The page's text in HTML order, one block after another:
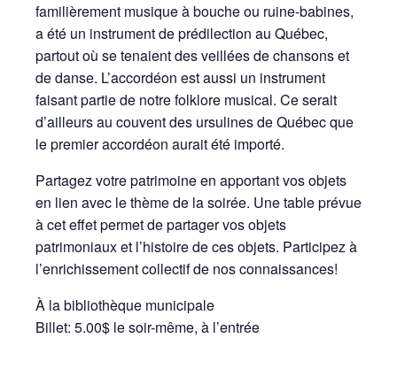
familièrement musique à bouche ou ruine-babines,
a été un instrument de prédilection au Québec,
partout où se tenaient des veillées de chansons et
de danse. L’accordéon est aussi un instrument
faisant partie de notre folklore musical. Ce serait
d’ailleurs au couvent des ursulines de Québec que
le premier accordéon aurait été importé.
Partagez votre patrimoine en apportant vos objets
en lien avec le thème de la soirée. Une table prévue
à cet effet permet de partager vos objets
patrimoniaux et l’histoire de ces objets. Participez à
l’enrichissement collectif de nos connaissances!
À la bibliothèque municipale
Billet: 5.00$ le soir-même, à l’entrée